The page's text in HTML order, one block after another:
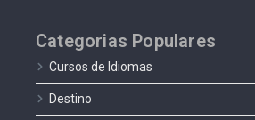
Categorias Populares
Cursos de Idiomas
Destino